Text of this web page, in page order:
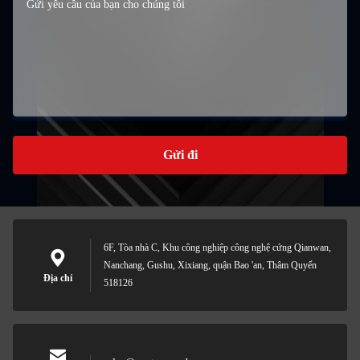
Gửi đi
Địa chỉ
6F, Tòa nhà C, Khu công nghiệp công nghệ cứng Qianwan,
Nanchang, Gushu, Xixiang, quận Bao 'an, Thâm Quyến
518126